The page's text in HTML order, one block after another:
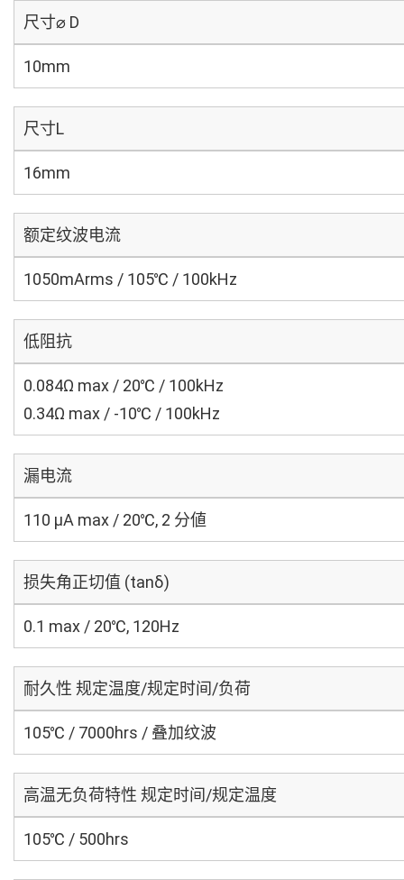
尺寸⌀ D
10mm
尺寸L
16mm
额定纹波电流
1050mArms / 105℃ / 100kHz
低阻抗
0.084Ω max / 20℃ / 100kHz
0.34Ω max / -10℃ / 100kHz
漏电流
110 μA max / 20℃, 2 分値
损失角正切值 (tanδ)
0.1 max / 20℃, 120Hz
耐久性 规定温度/规定时间/负荷
105℃ / 7000hrs / 叠加纹波
高温无负荷特性 规定时间/规定温度
105℃ / 500hrs